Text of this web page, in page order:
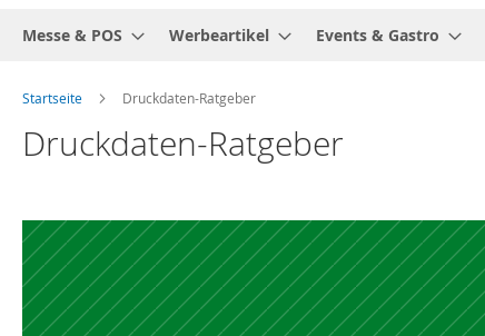
Messe & POS Werbeartikel Events & Gastro
Startseite Druckdaten-Ratgeber
Druckdaten-Ratgeber